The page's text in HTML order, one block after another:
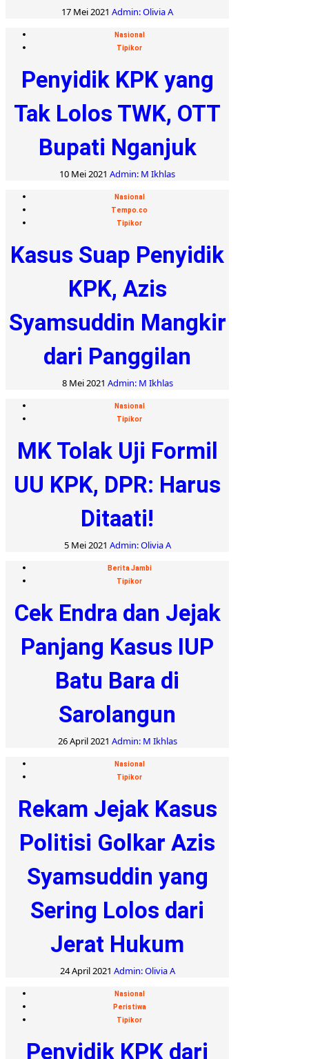
17 Mei 2021 Admin: Olivia A
Nasional
Tipikor
Penyidik KPK yang
Tak Lolos TWK, OTT
Bupati Nganjuk
10 Mei 2021 Admin: M Ikhlas
Nasional
Tempo.co
Tipikor
Kasus Suap Penyidik
KPK, Azis
Syamsuddin Mangkir
dari Panggilan
8 Mei 2021 Admin: M Ikhlas
Nasional
Tipikor
MK Tolak Uji Formil
UU KPK, DPR: Harus
Ditaati!
5 Mei 2021 Admin: Olivia A
Berita Jambi
Tipikor
Cek Endra dan Jejak
Panjang Kasus IUP
Batu Bara di
Sarolangun
26 April 2021 Admin: M Ikhlas
Nasional
Tipikor
Rekam Jejak Kasus
Politisi Golkar Azis
Syamsuddin yang
Sering Lolos dari
Jerat Hukum
24 April 2021 Admin: Olivia A
Nasional
Peristiwa
Tipikor
Penyidik KPK dari